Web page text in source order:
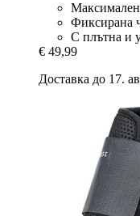
Фиксирана
С плътна и
€ 49,99
Доставка до 17.